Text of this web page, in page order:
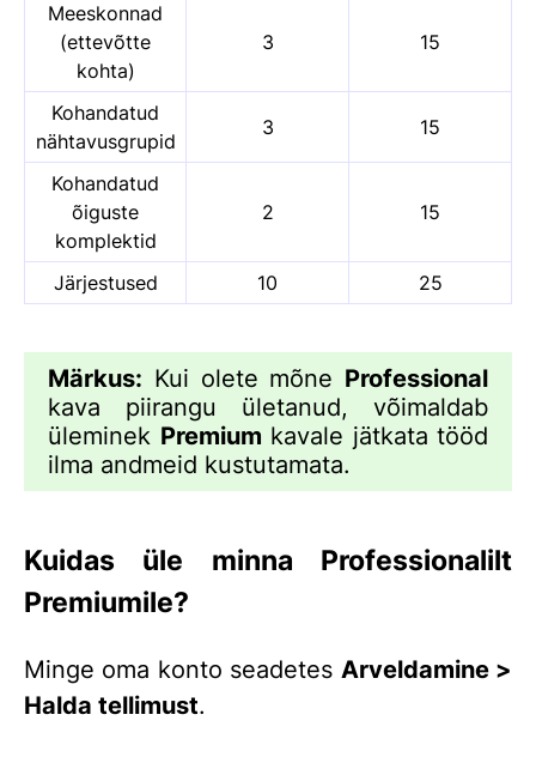
Meeskonnad
(ettevõtte
kohta)
3 15
Kohandatud
nähtavusgrupid
3 15
Kohandatud
õiguste
komplektid
2 15
Järjestused 10 25
Märkus: Kui olete mõne Professional
kava piirangu ületanud, võimaldab
üleminek Premium kavale jätkata tööd
ilma andmeid kustutamata.
Kuidas üle minna Professionalilt
Premiumile?
Minge oma konto seadetes Arveldamine >
Halda tellimust.